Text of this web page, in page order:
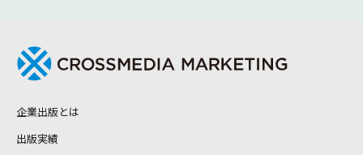
企業出版とは
出版実績